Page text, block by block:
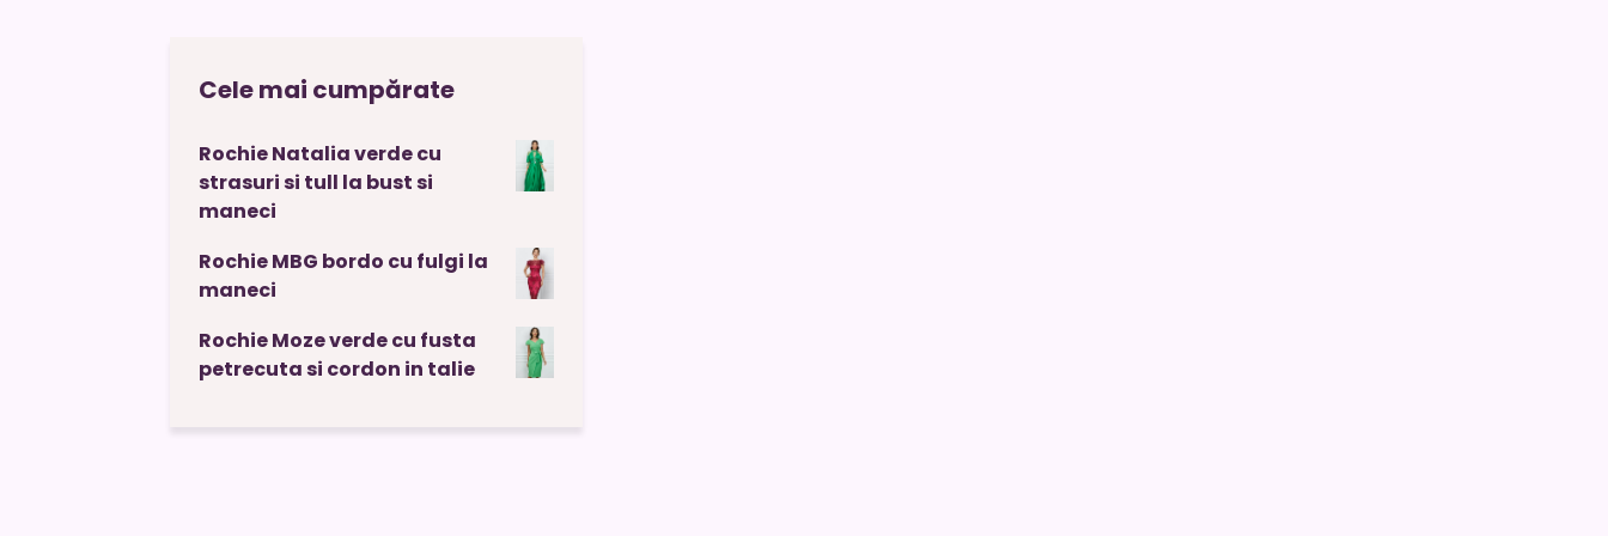
Cele mai cumpărate
Rochie Natalia verde cu
strasuri si tull la bust si
maneci
Rochie MBG bordo cu fulgi la
maneci
Rochie Moze verde cu fusta
petrecuta si cordon in talie